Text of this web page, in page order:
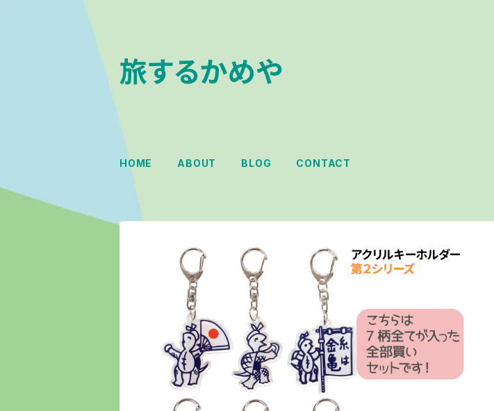
旅するかめや
HOME ABOUT BLOG CONTACT